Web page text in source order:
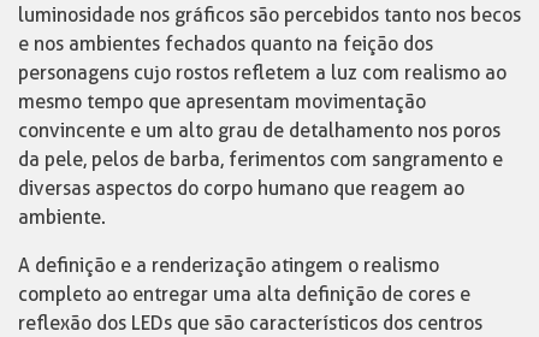
luminosidade nos gráficos são percebidos tanto nos becos
e nos ambientes fechados quanto na feição dos
personagens cujo rostos refletem a luz com realismo ao
mesmo tempo que apresentam movimentação
convincente e um alto grau de detalhamento nos poros
da pele, pelos de barba, ferimentos com sangramento e
diversas aspectos do corpo humano que reagem ao
ambiente.
A definição e a renderização atingem o realismo
completo ao entregar uma alta definição de cores e
reflexão dos LEDs que são característicos dos centros